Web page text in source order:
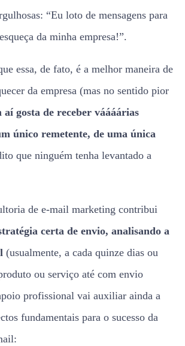
“Eu loto de mensagens para
da minha empresa!”.
essa, de fato, é a melhor maneira de
da empresa (mas no sentido pior
aí gosta de receber váááárias
único remetente, de uma única
que ninguém tenha levantado a
de e-mail marketing contribui
certa de envio, analisando a
(usualmente, a cada quinze dias ou
ou serviço até com envio
profissional vai auxiliar ainda a
fundamentais para o sucesso da